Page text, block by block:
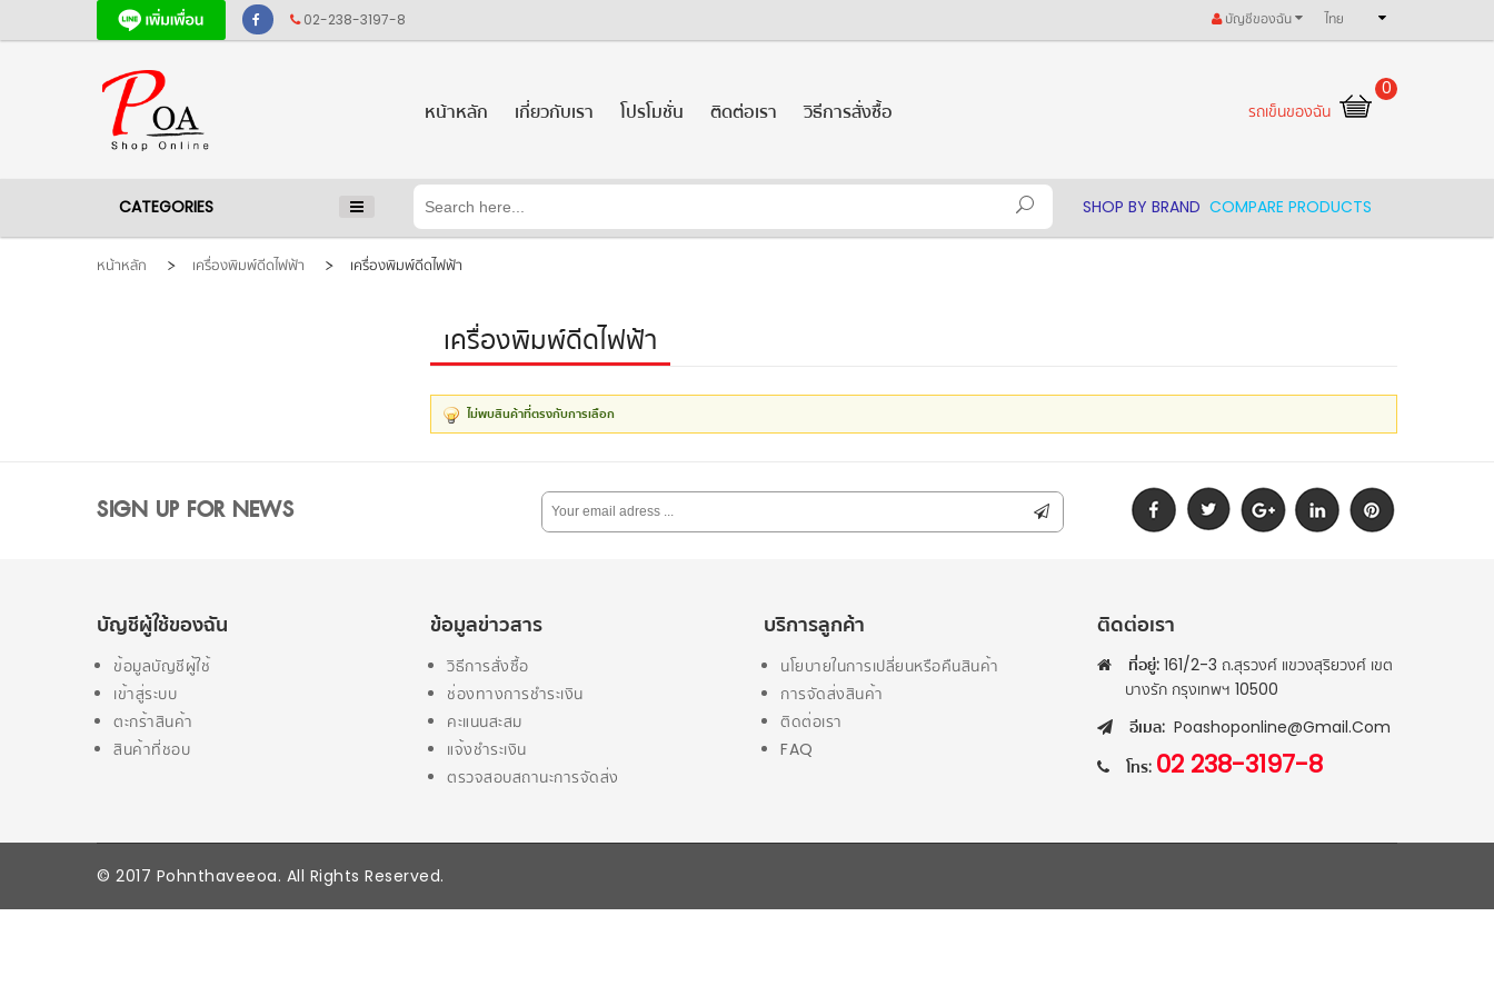
02-238-3197-8 ไทย
บัญชีของฉัน
หน้าหลัก เกี่ยวกับเรา โปรโมชั่น ติดต่อเรา วิธีการสั่งซื้อ รถเข็นของฉัน
0
CATEGORIES SHOP BY BRAND COMPARE PRODUCTS
หน้าหลัก เครื่องพิมพ์ดีดไฟฟ้า เครื่องพิมพ์ดีดไฟฟ้า
เครื่องพิมพ์ดีดไฟฟ้า
ไม่พบสินค้าที่ตรงกับการเลือก
SIGN UP FOR NEWS
บัญชีผู้ใช้ของฉัน
ข้อมูลบัญชีผู้ใช้
เข้าสู่ระบบ
ตะกร้าสินค้า
สินค้าที่ชอบ
ข้อมูลข่าวสาร
วิธีการสั่งซื้อ
ช่องทางการชำระเงิน
คะแนนสะสม
แจ้งชำระเงิน
ตรวจสอบสถานะการจัดส่ง
บริการลูกค้า
นโยบายในการเปลี่ยนหรือคืนสินค้า
การจัดส่งสินค้า
ติดต่อเรา
FAQ
ติดต่อเรา
ที่อยู่: 161/2-3 ถ.สุรวงศ์ แขวงสุริยวงศ์ เขต
บางรัก กรุงเทพฯ 10500
อีเมล: Poashoponline@gmail.com
โทร: 02 238-3197-8
© 2017 Pohnthaveeoa. All Rights Reserved.